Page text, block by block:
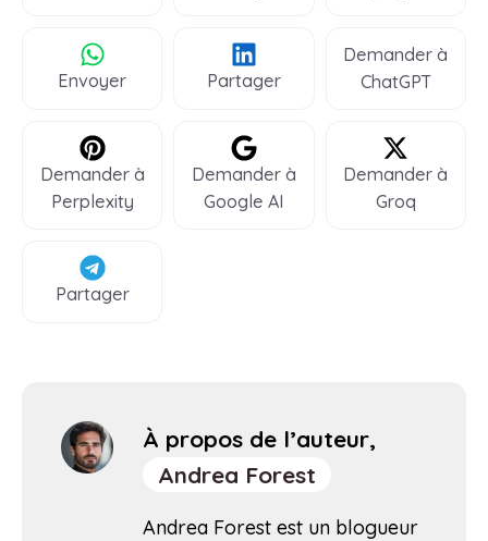
Envoyer Partager
Demander à
ChatGPT
Demander à
Perplexity
Demander à
Google AI
Demander à
Groq
Partager
À propos de l’auteur,
Andrea Forest
Andrea Forest est un blogueur